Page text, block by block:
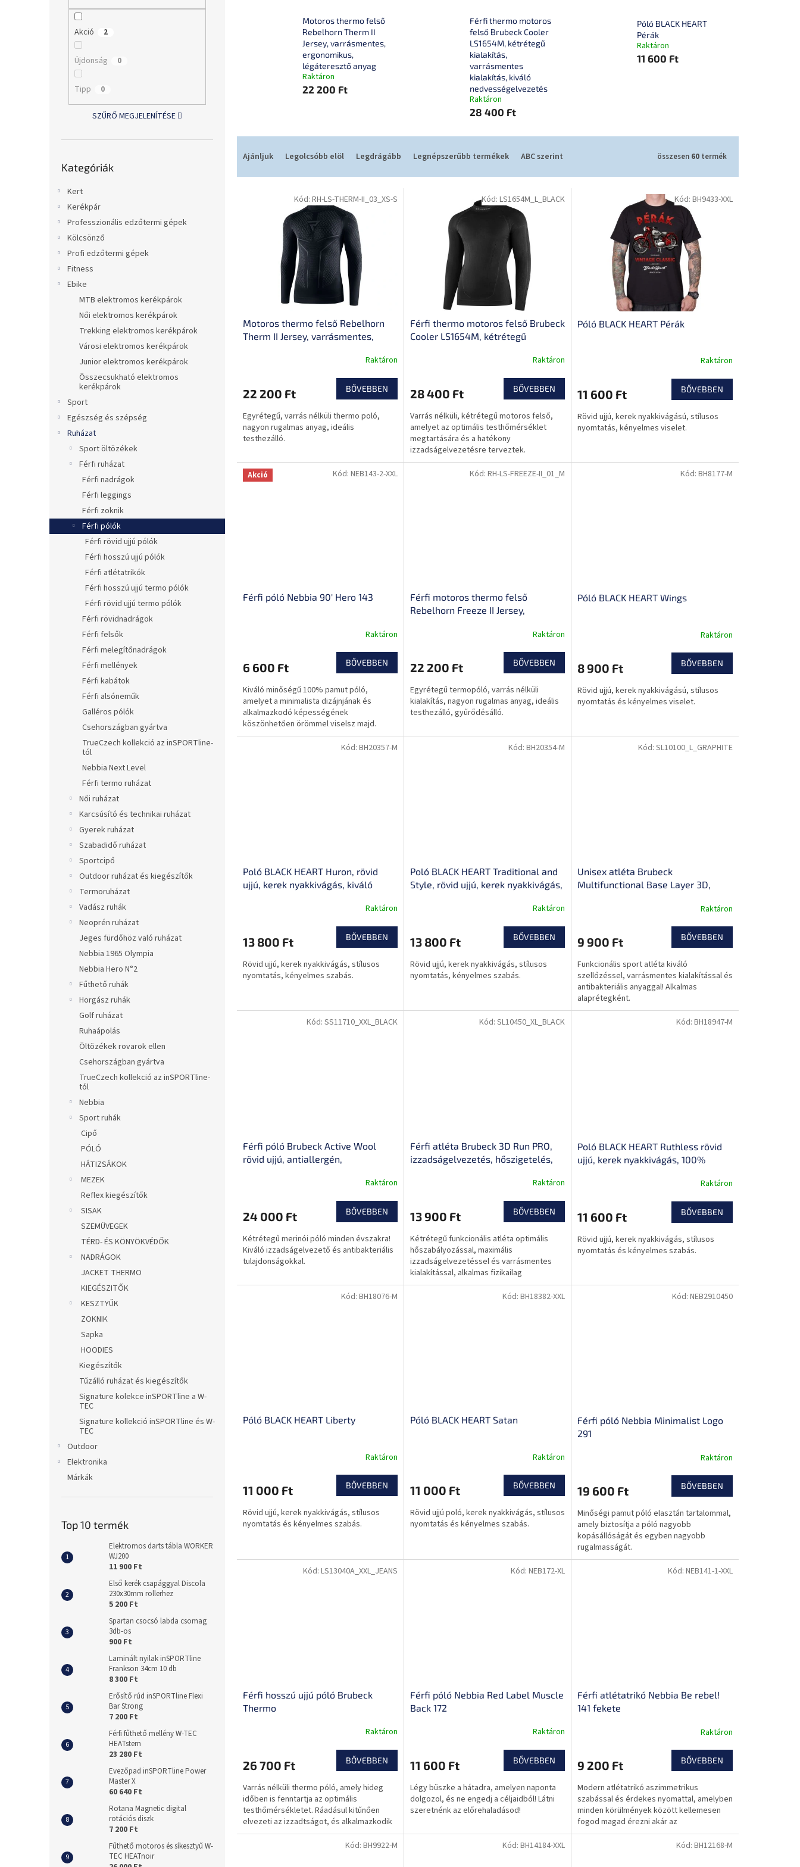
Akció 2
Újdonság 0
Tipp 0
SZŰRŐ MEGJELENÍTÉSE
átugrása
Kategóriák
Kert
Kerékpár
Professzionális edzőtermi gépek
Kölcsönző
Profi edzőtermi gépek
Fitness
Ebike
MTB elektromos kerékpárok
Női elektromos kerékpárok
Trekking elektromos kerékpárok
Városi elektromos kerékpárok
Junior elektromos kerékpárok
Összecsukható elektromos
kerékpárok
Sport
Egészség és szépség
Ruházat
Sport öltözékek
Férfi ruházat
Férfi nadrágok
Férfi leggings
Férfi zoknik
Férfi pólók
Férfi rövid ujjú pólók
Férfi hosszú ujjú pólók
Férfi atlétatrikók
Férfi hosszú ujjú termo pólók
Férfi rövid ujjú termo pólók
Férfi rövidnadrágok
Férfi felsők
Férfi melegítőnadrágok
Férfi mellények
Férfi kabátok
Férfi alsóneműk
Galléros pólók
Csehországban gyártva
TrueCzech kollekció az inSPORTline-
tól
Nebbia Next Level
Férfi termo ruházat
Női ruházat
Karcsúsító és technikai ruházat
Gyerek ruházat
Szabadidő ruházat
Sportcipő
Outdoor ruházat és kiegészítők
Termoruházat
Vadász ruhák
Neoprén ruházat
Jeges fürdőhöz való ruházat
Nebbia 1965 Olympia
Nebbia Hero N°2
Fűthető ruhák
Horgász ruhák
Golf ruházat
Ruhaápolás
Öltözékek rovarok ellen
Csehországban gyártva
TrueCzech kollekció az inSPORTline-
tól
Nebbia
Sport ruhák
Cipő
PÓLÓ
HÁTIZSÁKOK
MEZEK
Reflex kiegészítők
SISAK
SZEMÜVEGEK
TÉRD- ÉS KÖNYÖKVÉDŐK
NADRÁGOK
JACKET THERMO
KIEGÉSZITŐK
KESZTYŰK
ZOKNIK
Sapka
HOODIES
Kiegészítők
Tűzálló ruházat és kiegészítők
Signature kolekce inSPORTline a W-
TEC
Signature kollekció inSPORTline és W-
TEC
Outdoor
Elektronika
Márkák
Top 10 termék
Elektromos darts tábla WORKER
WJ200
11 900 Ft
Első kerék csapággyal Discola
230x30mm rollerhez
5 200 Ft
Spartan csocsó labda csomag
3db-os
900 Ft
Laminált nyilak inSPORTline
Frankson 34cm 10 db
8 300 Ft
Erősítő rúd inSPORTline Flexi
Bar Strong
7 200 Ft
Férfi fűthető mellény W-TEC
HEATstem
23 280 Ft
Evezőpad inSPORTline Power
Master X
60 640 Ft
Rotana Magnetic digital
rotációs diszk
7 200 Ft
Fűthető motoros és síkesztyű W-
TEC HEATnoir
Motoros thermo felső
Rebelhorn Therm II
Jersey, varrásmentes,
ergonomikus,
légáteresztő anyag
Raktáron
22 200 Ft
Férfi thermo motoros
felső Brubeck Cooler
LS1654M, kétrétegű
kialakítás,
varrásmentes
kialakítás, kiváló
nedvességelvezetés
Raktáron
28 400 Ft
Póló BLACK HEART
Pérák
Raktáron
11 600 Ft
Ajánljuk Legolcsóbb elöl Legdrágább Legnépszerűbb termékek ABC szerint összesen 60 termék
Motoros thermo felső Rebelhorn
Therm II Jersey, varrásmentes,
Raktáron
22 200 Ft BŐVEBBEN
Egyrétegű, varrás nélküli thermo poló,
nagyon rugalmas anyag, ideális
testhezálló.
Kód: RH-LS-THERM-II_03_XS-S
Férfi thermo motoros felső Brubeck
Cooler LS1654M, kétrétegű
Raktáron
28 400 Ft BŐVEBBEN
Varrás nélküli, kétrétegű motoros felső,
amelyet az optimális testhőmérséklet
megtartására és a hatékony
izzadságelvezetésre terveztek.
Kód: LS1654M_L_BLACK
Póló BLACK HEART Pérák
Raktáron
11 600 Ft BŐVEBBEN
Rövid ujjú, kerek nyakkivágású, stílusos
nyomtatás, kényelmes viselet.
Kód: BH9433-XXL
Akció
Férfi póló Nebbia 90' Hero 143
Raktáron
6 600 Ft BŐVEBBEN
Kiváló minőségű 100% pamut póló,
amelyet a minimalista dizájnjának és
alkalmazkodó képességének
köszönhetően örömmel viselsz majd.
Kód: NEB143-2-XXL
Férfi motoros thermo felső
Rebelhorn Freeze II Jersey,
anyag, varrásmentes technológia
Raktáron
22 200 Ft BŐVEBBEN
Egyrétegű termopóló, varrás nélküli
kialakítás, nagyon rugalmas anyag, ideális
testhezálló, gyűrődésálló.
Kód: RH-LS-FREEZE-II_01_M
Póló BLACK HEART Wings
Raktáron
8 900 Ft BŐVEBBEN
Rövid ujjú, kerek nyakkivágású, stílusos
nyomtatás és kényelmes viselet.
Kód: BH8177-M
Poló BLACK HEART Huron, rövid
ujjú, kerek nyakkivágás, kiváló
Raktáron
13 800 Ft BŐVEBBEN
Rövid ujjú, kerek nyakkivágás, stílusos
nyomtatás, kényelmes szabás.
Kód: BH20357-M
Poló BLACK HEART Traditional and
Style, rövid ujjú, kerek nyakkivágás,
Raktáron
13 800 Ft BŐVEBBEN
Rövid ujjú, kerek nyakkivágás, stílusos
nyomtatás, kényelmes szabás.
Kód: BH20354-M
Unisex atléta Brubeck
Multifunctional Base Layer 3D,
és antiallergén, uniszex szabásRaktáron
9 900 Ft BŐVEBBEN
Funkcionális sport atléta kiváló
szellőzéssel, varrásmentes kialakítással és
antibakteriális anyaggal! Alkalmas
alaprétegként.
Kód: SL10100_L_GRAPHITE
Férfi póló Brubeck Active Wool
rövid ujjú, antiallergén,
Raktáron
24 000 Ft BŐVEBBEN
Kétrétegű merinói póló minden évszakra!
Kiváló izzadságelvezető és antibakteriális
tulajdonságokkal.
Kód: SS11710_XXL_BLACK
Férfi atléta Brubeck 3D Run PRO,
izzadságelvezetés, hőszigetelés,
Raktáron
13 900 Ft BŐVEBBEN
Kétrétegű funkcionális atléta optimális
hőszabályozással, maximális
izzadságelvezetéssel és varrásmentes
kialakítással, alkalmas fizikailag
megterhelő edzéshez.
Kód: SL10450_XL_BLACK
Poló BLACK HEART Ruthless rövid
ujjú, kerek nyakkivágás, 100%
Raktáron
11 600 Ft BŐVEBBEN
Rövid ujjú, kerek nyakkivágás, stílusos
nyomtatás és kényelmes szabás.
Kód: BH18947-M
Póló BLACK HEART Liberty
Raktáron
11 000 Ft BŐVEBBEN
Rövid ujjú, kerek nyakkivágás, stílusos
nyomtatás és kényelmes szabás.
Kód: BH18076-M
Póló BLACK HEART Satan
Raktáron
11 000 Ft BŐVEBBEN
Rövid ujjú poló, kerek nyakkivágás, stílusos
nyomtatás és kényelmes szabás.
Kód: BH18382-XXL
Férfi póló Nebbia Minimalist Logo
291
Raktáron
19 600 Ft BŐVEBBEN
Minőségi pamut póló elasztán tartalommal,
amely biztosítja a póló nagyobb
kopásállóságát és egyben nagyobb
rugalmasságát.
Kód: NEB2910450
Férfi hosszú ujjú póló Brubeck
Thermo
Raktáron
26 700 Ft BŐVEBBEN
Varrás nélküli thermo póló, amely hideg
időben is fenntartja az optimális
testhőmérsékletet. Ráadásul kitűnően
elvezeti az izzadtságot, és alkalmazkodik
minden mozdulathoz.
Kód: LS13040A_XXL_JEANS
Férfi póló Nebbia Red Label Muscle
Back 172
Raktáron
11 600 Ft BŐVEBBEN
Légy büszke a hátadra, amelyen naponta
dolgozol, és ne engedj a céljaidból! Látni
szeretnénk az előrehaladásod!
Kód: NEB172-XL
Férfi atlétatrikó Nebbia Be rebel!
141 fekete
Raktáron
9 200 Ft BŐVEBBEN
Modern atlétatrikó aszimmetrikus
szabással és érdekes nyomattal, amelyben
minden körülmények között kellemesen
fogod magad érezni akár az
edzőteremben, akár egy partin!
Kód: NEB141-1-XXL
Kód: BH9922-M Kód: BH14184-XXL Kód: BH12168-M